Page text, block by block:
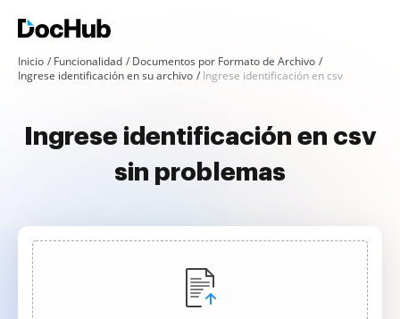
Inicio Funcionalidad
Documentos por Formato de Archivo
Ingrese identificación en su archivo
Ingrese identificación en csv
Ingrese identificación en csv
sin problemas